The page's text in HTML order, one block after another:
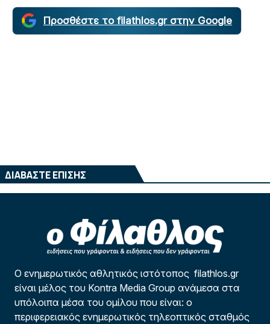
Προσθέστε το filathlos.gr στην Google
ΔΙΑΒΑΣΤΕ ΕΠΙΣΗΣ
Ο ενημερωτικός αθλητικός ιστότοπος filathlos.gr
είναι μέλος του Kontra Media Group ανάμεσα στα
υπόλοιπα μέσα του ομίλου που είναι: ο
περιφερειακός ενημερωτικός τηλεοπτικός σταθμός